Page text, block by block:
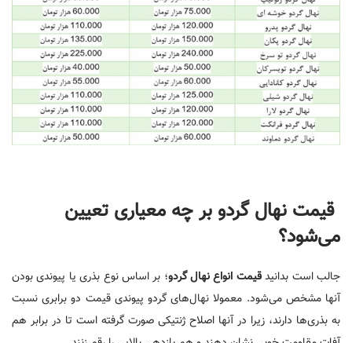
قیمت نهال گردو بر چه معیاری تعیین
می‌شود؟
جالب است بدانیدقیمت انواع نهال گردو؛ بر اساس نوع بذری یا پیوندی بودن
آنها مشخص می‌شود. معمولا نهال‌های گردو پیوندی قیمت دو برابری نسبت
به بذری‌ها دارند، زیرا در آنها اصلاح ژنتیکی صورت گرفته است تا در برابر هم